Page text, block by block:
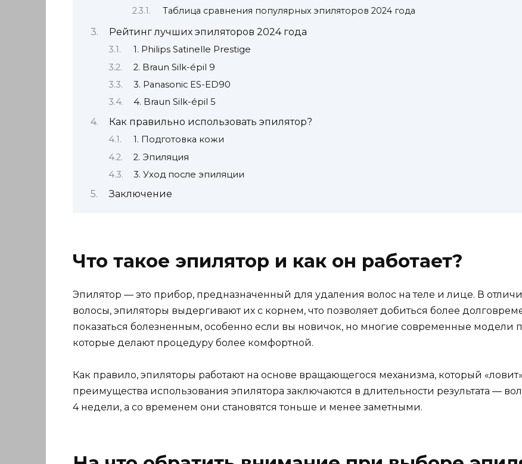
Таблица сравнения популярных эпиляторов 2024 года
Рейтинг лучших эпиляторов 2024 года
1. Philips Satinelle Prestige
2. Braun Silk-épil 9
3. Panasonic ES-ED90
4. Braun Silk-épil 5
Как правильно использовать эпилятор?
1. Подготовка кожи
2. Эпиляция
3. Уход после эпиляции
Заключение
Что такое эпилятор и как он работает?
Эпилятор — это прибор, предназначенный для удаления волос на теле и лице. В
волосы, эпиляторы выдергивают их с корнем, что позволяет добиться более
показаться болезненным, особенно если вы новичок, но многие современные модели
которые делают процедуру более комфортной.
Как правило, эпиляторы работают на основе вращающегося механизма, который
преимущества использования эпилятора заключаются в длительности результата —
4 недели, а со временем они становятся тоньше и менее заметными.